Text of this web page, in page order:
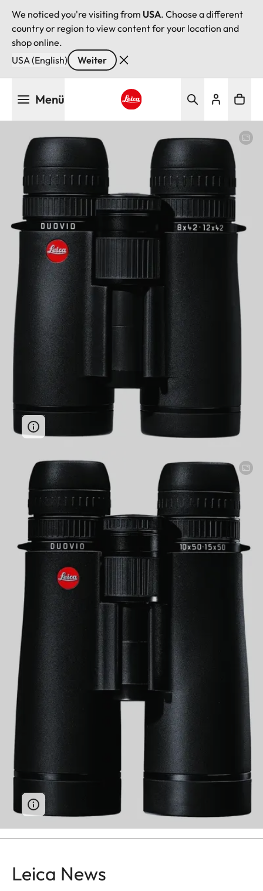
We noticed you're visiting from USA. Choose a different
country or region to view content for your location and
shop online.
USA (English)
Weiter
Menü
Leica News